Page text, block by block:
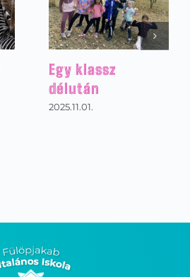
Egy klassz
délután
2025.11.01.